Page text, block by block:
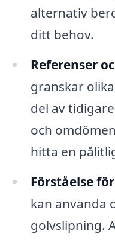
alternativ
ditt behov.
Referenser
granskar
del av
och
hitta en
Förståelse
kan använda
golvslipning.